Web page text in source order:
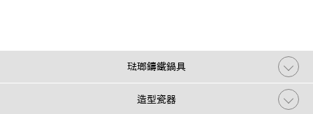
琺瑯鑄鐵鍋具
造型瓷器